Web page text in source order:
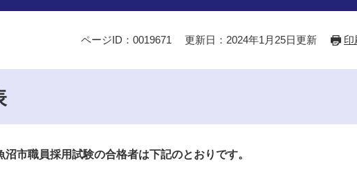
ページID：0019671 更新日：2024年1月25日更新 印
市職員採用試験の合格者は下記のとおりです。